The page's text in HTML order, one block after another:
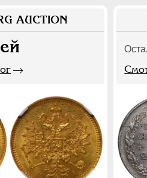
AUCTION